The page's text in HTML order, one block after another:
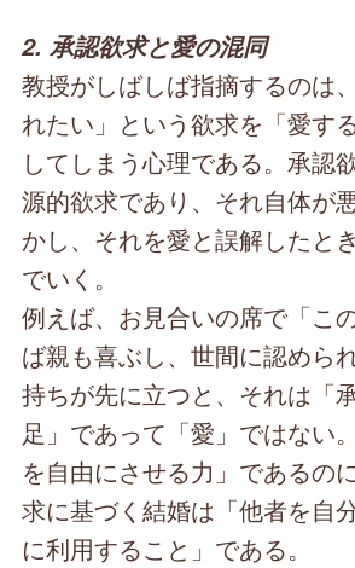
2. 承認欲求と愛の混同
教授がしばしば指摘するのは
れたい」という欲求を「愛す
してしまう心理である。承認
源的欲求であり、それ自体が
かし、それを愛と誤解したと
でいく。
例えば、お見合いの席で「こ
ば親も喜ぶし、世間に認めら
持ちが先に立つと、それは「
足」であって「愛」ではない
を自由にさせる力」であるの
求に基づく結婚は「他者を自
に利用すること」である。